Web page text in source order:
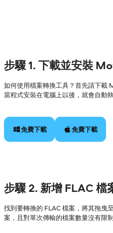
步驟 1. 下載並安裝
如何使用檔案轉換工具？首先請下載
當程式安裝在電腦上以後，就會自動執
免費下載 免費下載
步驟 2. 新增 FLAC 檔
找到要轉換的 FLAC 檔案，將其拖曳
案，且對單次傳輸的檔案數量沒有限制